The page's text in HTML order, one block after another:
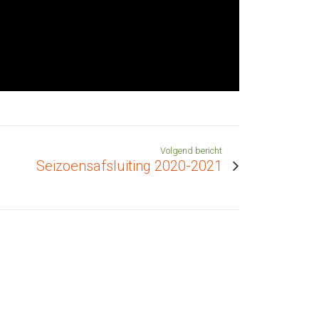
Volgend bericht
Seizoensafsluiting 2020-2021